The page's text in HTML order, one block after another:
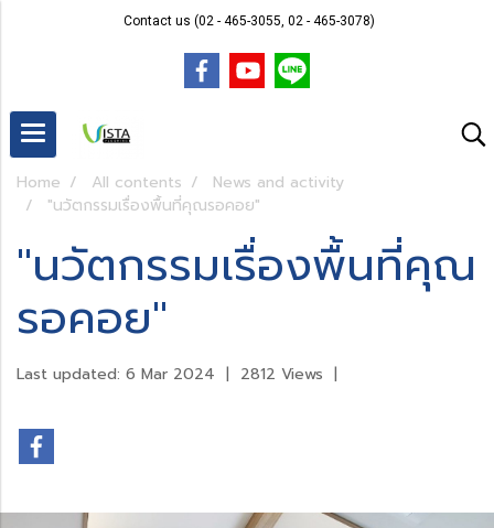
Contact us (02 - 465-3055, 02 - 465-3078)
Home All contents
News and activity
"นวัตกรรมเรื่องพื้นที่คุณรอคอย"
"นวัตกรรมเรื่องพื้นที่คุณ
รอคอย"
Last updated: 6 Mar 2024 | 2812 Views |